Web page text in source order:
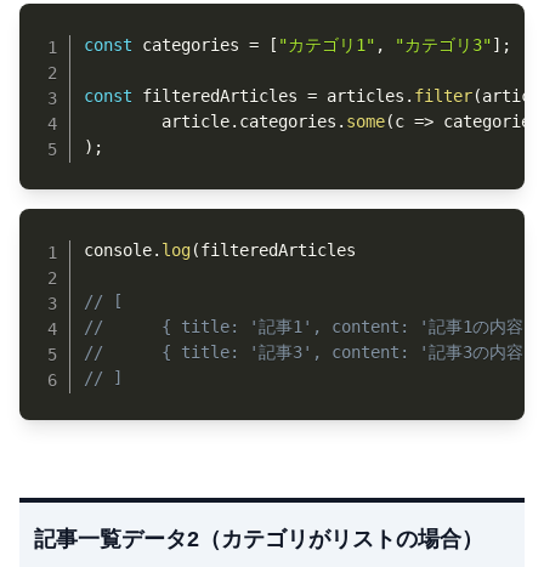
const categories = [ "カテゴリ1" , "カテゴリ3"] ;
const filteredArticles = articles . filter(
		article
. categories . some(c => categories
) ;
console. log(filteredArticles
// [
// 		{ title: '記事1', content: '記事1の
// 		{ title: '記事3', content: '記事3の
// ]
記事一覧データ2（カテゴリがリストの場合）